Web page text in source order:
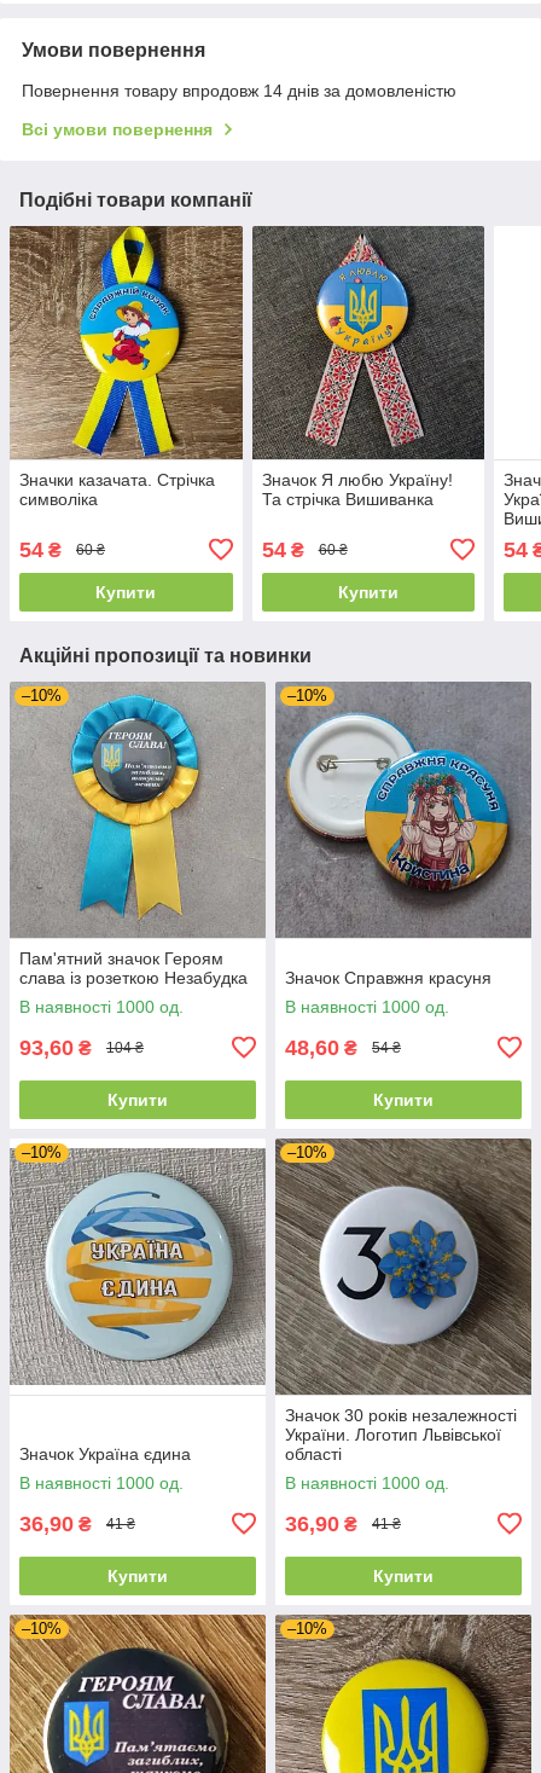
Умови повернення
Повернення товару впродовж 14 днів за домовленістю
Всі умови повернення
Подібні товари компанії
Значки казачата. Стрічка
символіка
54 ₴ 60 ₴
Купити
Значок Я любю Україну!
Та стрічка Вишиванка
54₴ 60 ₴
Купити
54
Акційні пропозиції та новинки
–10%
Пам'ятний значок Героям
слава із розеткою Незабудка
В наявності 1000 од.
93,60 ₴ 104 ₴
Купити
–10%
Значок Справжня красуня
В наявності 1000 од.
48,60 ₴ 54 ₴
Купити
–10%
Значок Україна єдина
В наявності 1000 од.
36,90 ₴ 41 ₴
Купити
–10%
Значок 30 років незалежності
України. Логотип Львівської
області
В наявності 1000 од.
36,90 ₴ 41 ₴
Купити
–10% –10%